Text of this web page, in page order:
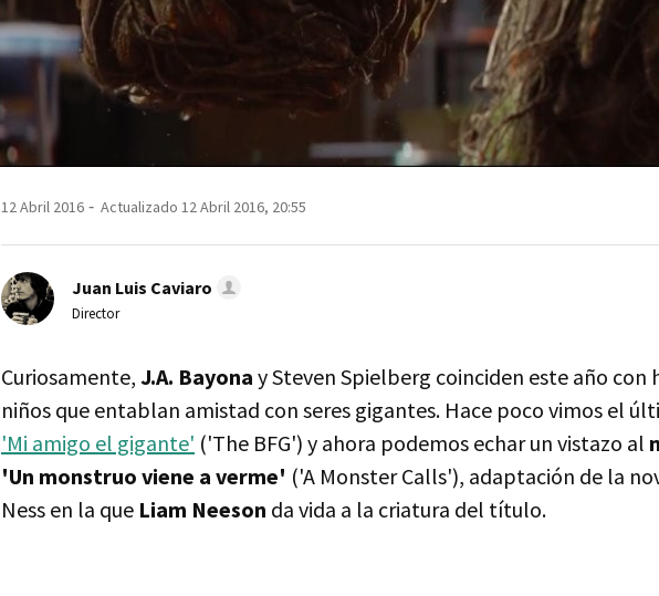
12 Abril 2016 Actualizado 12 Abril 2016, 20:55
Juan Luis Caviaro
Director
Curiosamente, J.A. Bayona y Steven Spielberg coinciden este año con
niños que entablan amistad con seres gigantes. Hace poco vimos el
'Mi amigo el gigante' ('The BFG') y ahora podemos echar un vistazo al
'Un monstruo viene a verme' ('A Monster Calls'), adaptación de la
Ness en la que Liam Neeson da vida a la criatura del título.